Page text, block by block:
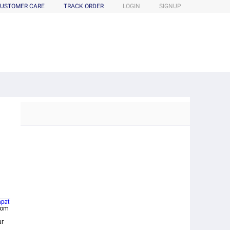
CARE TRACK ORDER LOGIN SIGNUP